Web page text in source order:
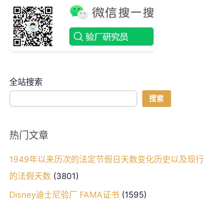
全站搜索
搜索
热门文章
1949年以来历次的法定节假日天数变化历史以及现行
的法假天数 (3801)
Disney迪士尼验厂 FAMA证书 (1595)